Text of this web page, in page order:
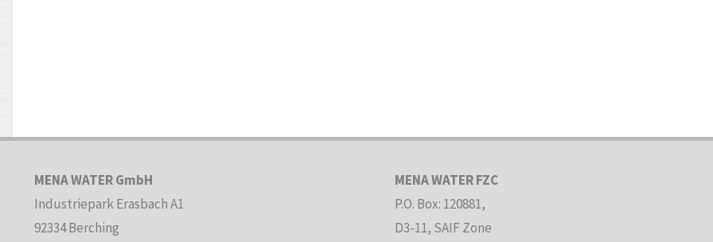
MENA WATER GmbH
Industriepark Erasbach A1
92334 Berching
MENA WATER FZC
P.O. Box: 120881,
D3-11, SAIF Zone